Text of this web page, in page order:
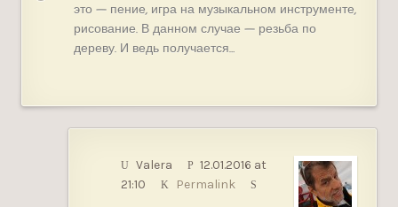
это — пение, игра на музыкальном инструменте,
рисование. В данном случае — резьба по
дереву. И ведь получается…
Valera
12.01.2016 at
21:10
Permalink